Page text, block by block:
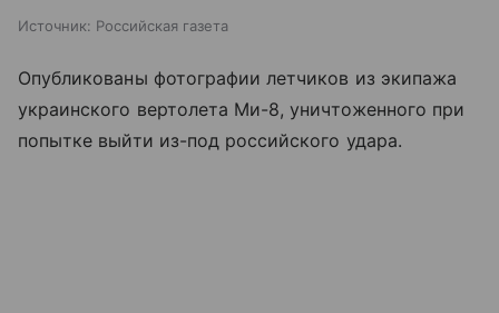
Источник: Российская газета
Опубликованы фотографии летчиков из экипажа
украинского вертолета Ми-8, уничтоженного при
попытке выйти из-под российского удара.